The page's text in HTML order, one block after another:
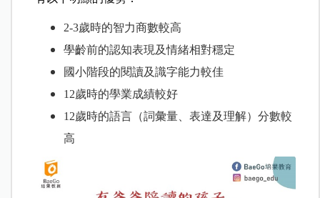
2-3歲時的智力商數較高
學齡前的認知表現及情緒相對穩定
國小階段的閱讀及識字能力較佳
12歲時的學業成績較好
12歲時的語言（詞彙量、表達及理解）分數較
高